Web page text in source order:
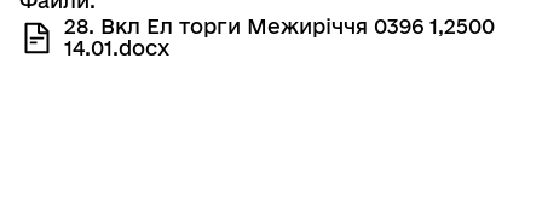
28. Вкл Ел торги Межиріччя 0396 1,2500
14.01.docx